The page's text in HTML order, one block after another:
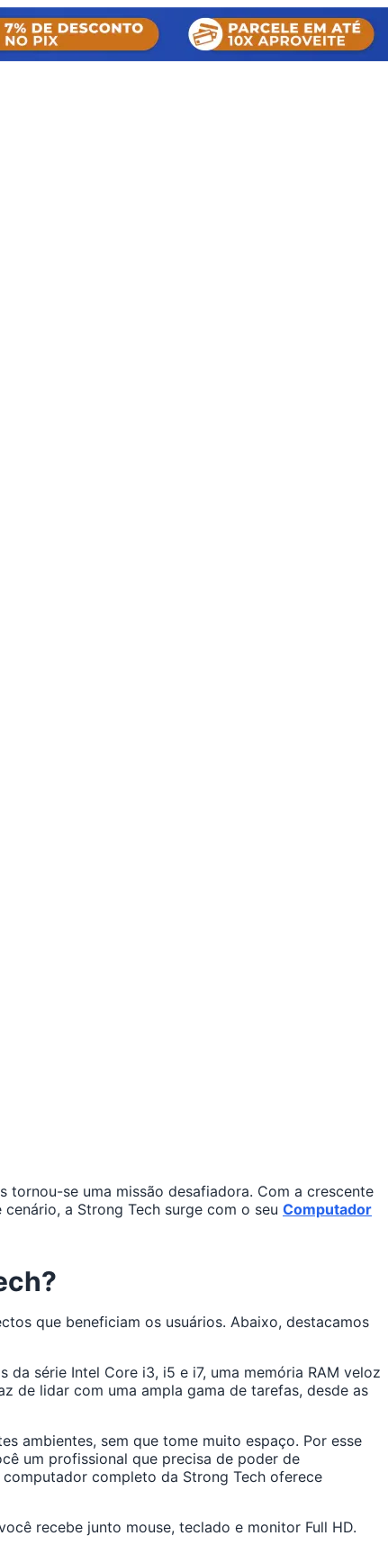
se uma missão desafiadora. Com a crescente
a Strong Tech surge com o seu Computador
que beneficiam os usuários. Abaixo, destacamos
série Intel Core i3, i5 e i7, uma memória RAM veloz
de lidar com uma ampla gama de tarefas, desde as
ambientes, sem que tome muito espaço. Por esse
um profissional que precisa de poder de
completo da Strong Tech oferece
recebe junto mouse, teclado e monitor Full HD.